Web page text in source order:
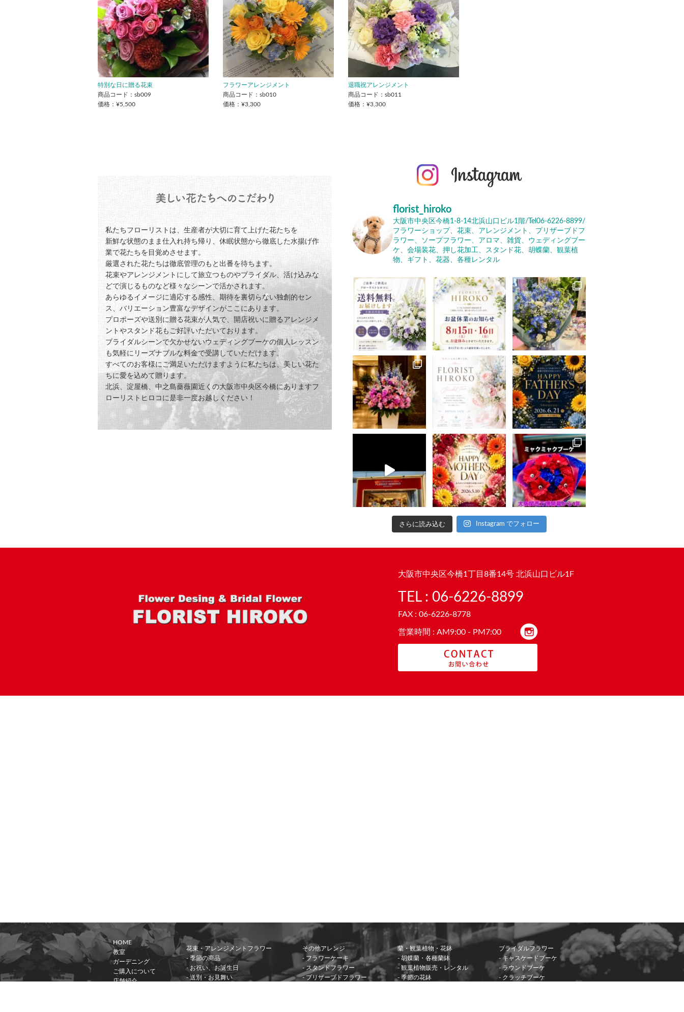
特別な日に贈る花束
商品コード：sb009
価格：¥5,500
フラワーアレンジメント
商品コード：sb010
価格：¥3,300
退職祝アレンジメント
商品コード：sb011
価格：¥3,300
私たちフローリストは、生産者が大切に育て上げた花たちを
新鮮な状態のまま仕入れ持ち帰り、休眠状態から徹底した水揚げ作
業で花たちを目覚めさせます。
厳選された花たちは徹底管理のもと出番を待ちます。
花束やアレンジメントにして旅立つものやブライダル、活け込みな
どで演じるものなど様々なシーンで活かされます。
あらゆるイメージに適応する感性、期待を裏切らない独創的セン
ス、バリエーション豊富なデザインがここにあります。
プロポーズや送別に贈る花束が人気で、開店祝いに贈るアレンジメ
ントやスタンド花もご好評いただいております。
ブライダルシーンで欠かせないウェディングブーケの個人レッスン
も気軽にリーズナブルな料金で受講していただけます。
すべてのお客様にご満足いただけますように私たちは、美しい花た
ちに愛を込めて贈ります。
北浜、淀屋橋、中之島薔薇園近くの大阪市中央区今橋にありますフ
ローリストヒロコに是非一度お越しください！
florist_hiroko
大阪市中央区今橋1-8-14北浜山口ビル1階/Tel06-6226-8899/
フラワーショップ、花束、アレンジメント、プリザーブドフ
ラワー、ソープフラワー、アロマ、雑貨、ウェディングブー
ケ、会場装花、押し花加工、スタンド花、胡蝶蘭、観葉植
物、ギフト、花器、各種レンタル
さらに読み込む Instagram でフォロー
大阪市中央区今橋1丁目8番14号 北浜山口ビル1F
TEL : 06-6226-8899
FAX : 06-6226-8778
営業時間 : AM9:00 - PM7:00
HOME
教室
ガーデニング
ご購入について
店舗紹介
花束・アレンジメントフラワー
- 季節の商品
- お祝い、お誕生日
- 送別・お見舞い
その他アレンジ
- フラワーケーキ
- スタンドフラワー
- プリザーブドフラワー
蘭・観葉植物・花鉢
- 胡蝶蘭・各種蘭鉢
- 観葉植物販売・レンタル
- 季節の花鉢
ブライダルフラワー
- キャスケードブーケ
- ラウンドブーケ
- クラッチブーケ